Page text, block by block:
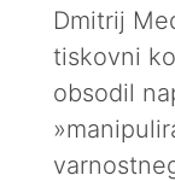
Dmitrij
tiskovni
obsodil